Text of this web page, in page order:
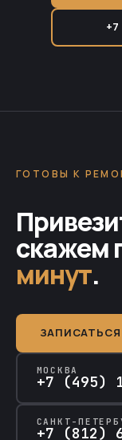
ГОТОВЫ К
скажем
минут.
МОСКВА
+7 (495)
САНКТ-
+7 (812)